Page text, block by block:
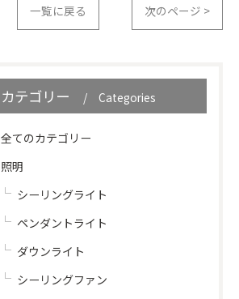
一覧に戻る 次のページ >
カテゴリー Categories
全てのカテゴリー
照明
シーリングライト
ペンダントライト
ダウンライト
シーリングファン